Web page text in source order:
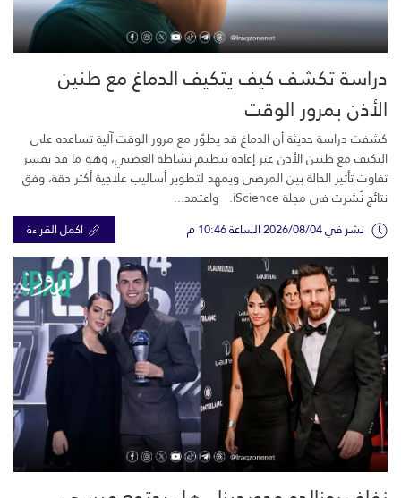
دراسة تكشف كيف يتكيف الدماغ مع طنين
الأذن بمرور الوقت
كشفت دراسة حديثة أن الدماغ قد يطوّر مع مرور الوقت آلية تساعده على
التكيف مع طنين الأذن عبر إعادة تنظيم نشاطه العصبي، وهو ما قد يفسر
تفاوت تأثير الحالة بين المرضى ويمهد لتطوير أساليب علاجية أكثر دقة، وفق
نتائج نُشرت في مجلة iScience. واعتمد...
نشر في 2026/08/04 الساعة 10:46 م اكمل القراءة